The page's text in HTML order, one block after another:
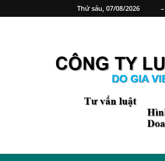
Thứ sáu, 07/08/2026